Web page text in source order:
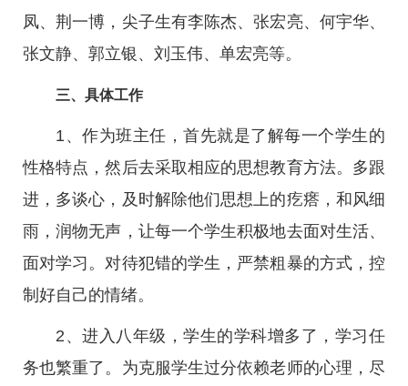
凤、荆一博，尖子生有李陈杰、张宏亮、何宇华、
张文静、郭立银、刘玉伟、单宏亮等。
三、具体工作
1、作为班主任，首先就是了解每一个学生的
性格特点，然后去采取相应的思想教育方法。多跟
进，多谈心，及时解除他们思想上的疙瘩，和风细
雨，润物无声，让每一个学生积极地去面对生活、
面对学习。对待犯错的学生，严禁粗暴的方式，控
制好自己的情绪。
2、进入八年级，学生的学科增多了，学习任
务也繁重了。为克服学生过分依赖老师的心理，尽